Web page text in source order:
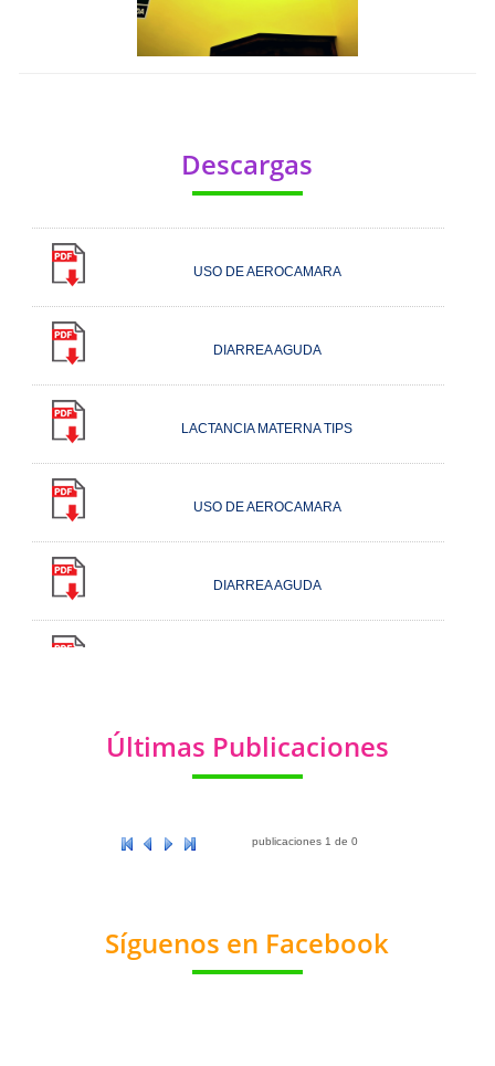
Descargas
USO DE AEROCAMARA
LACTANCIA MATERNA TIPS
USO DE AEROCAMARA
DIARREA AGUDA
LACTANCIA MATERNA TIPS
USO DE AEROCAMARA
DIARREA AGUDA
Últimas Publicaciones
publicaciones 1 de 0
Síguenos en Facebook